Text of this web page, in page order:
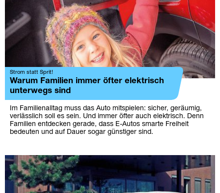
Strom statt Sprit!
Warum Familien immer öfter elektrisch
unterwegs sind
Im Familienalltag muss das Auto mitspielen: sicher, geräumig,
verlässlich soll es sein. Und immer öfter auch elektrisch. Denn
Familien entdecken gerade, dass E-Autos smarte Freiheit
bedeuten und auf Dauer sogar günstiger sind.